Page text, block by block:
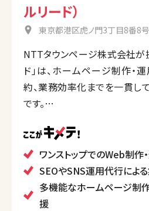
ルリード）
東京都港区虎ノ門3丁目8番8
NTTタウンページ株式会社が
ド」は、ホームページ制作・
約、業務効率化までを一貫し
です。
専門スタッフがWeb解析や
などの幅広いサービスを提供し
業種やビジネスニーズに応じて
機能、クーポン配信など多様
マーケティング支援が強みです。
ワンストップでのWeb制作
SEOやSNS運用代行によ
多機能なホームページ制
援